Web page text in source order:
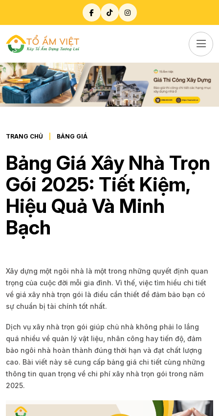
TRANG CHỦ BẢNG GIÁ
Bảng Giá Xây Nhà Trọn
Gói 2025: Tiết Kiệm,
Hiệu Quả Và Minh
Bạch
Xây dựng một ngôi nhà là một trong những quyết định quan
trọng của cuộc đời mỗi gia đình. Vì thế, việc tìm hiểu chi tiết
về giá xây nhà trọn gói là điều cần thiết để đảm bảo bạn có
sự chuẩn bị tài chính tốt nhất.
Dịch vụ xây nhà trọn gói giúp chủ nhà không phải lo lắng
quá nhiều về quản lý vật liệu, nhân công hay tiến độ, đảm
bảo ngôi nhà hoàn thành đúng thời hạn và đạt chất lượng
cao. Bài viết này sẽ cung cấp bảng giá chi tiết cùng những
thông tin quan trọng về chi phí xây nhà trọn gói trong năm
2025.